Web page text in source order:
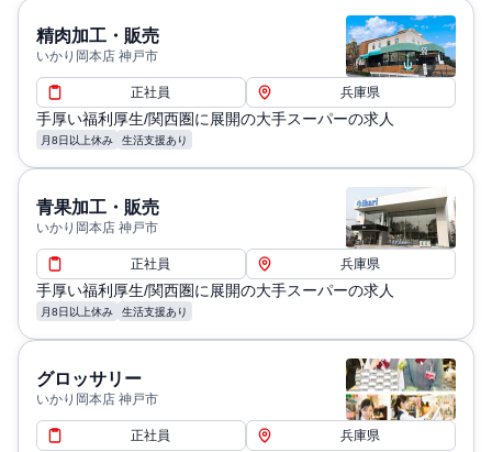
精肉加工・販売
いかり岡本店 神戸市
正社員 兵庫県
手厚い福利厚生/関西圏に展開の大手スーパーの求人
月8日以上休み 生活支援あり
青果加工・販売
いかり岡本店 神戸市
正社員 兵庫県
手厚い福利厚生/関西圏に展開の大手スーパーの求人
月8日以上休み 生活支援あり
グロッサリー
いかり岡本店 神戸市
正社員 兵庫県